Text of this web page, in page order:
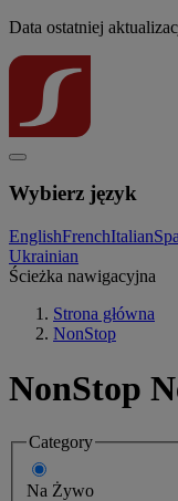
Data ostatniej
Wybierz język
EnglishFrenchItalian
Ukrainian
Ścieżka nawigacyjna
Strona główna
NonStop
NonStop
Category
Na Żywo